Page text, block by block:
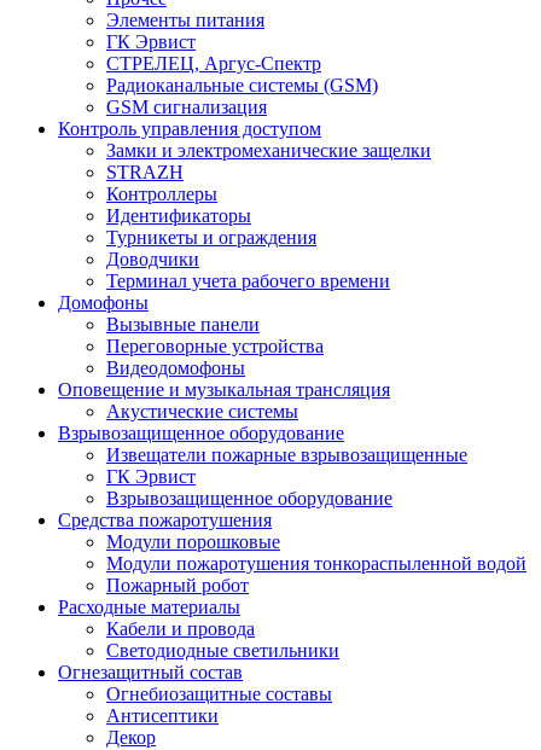
Элементы питания
ГК Эрвист
СТРЕЛЕЦ, Аргус-Спектр
Радиоканальные системы (GSM)
GSM сигнализация
Контроль управления доступом
Замки и электромеханические защелки
STRAZH
Контроллеры
Идентификаторы
Турникеты и ограждения
Доводчики
Терминал учета рабочего времени
Домофоны
Вызывные панели
Переговорные устройства
Видеодомофоны
Оповещение и музыкальная трансляция
Акустические системы
Взрывозащищенное оборудование
Извещатели пожарные взрывозащищенные
ГК Эрвист
Взрывозащищенное оборудование
Средства пожаротушения
Модули порошковые
Модули пожаротушения тонкораспыленной водой
Пожарный робот
Расходные материалы
Кабели и провода
Светодиодные светильники
Огнезащитный состав
Огнебиозащитные составы
Антисептики
Декор